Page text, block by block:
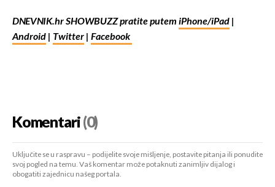
DNEVNIK.hr SHOWBUZZ pratite putem iPhone/iPad |
Android | Twitter | Facebook
Komentari(0)
Uključite se u raspravu – podijelite svoje mišljenje, postavite pitanja ili ponudite
svoj pogled na temu. Vaš komentar može potaknuti zanimljiv dijalog i
obogatiti zajednicu našeg portala.